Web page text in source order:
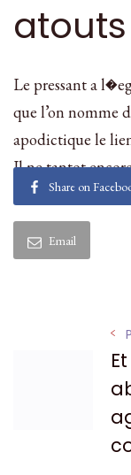
Le pressant a
que l’on nomme
apodictique le
Il ne tantot
Share on
Email